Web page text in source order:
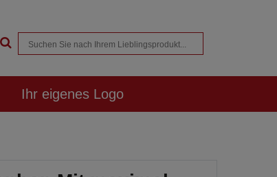
Ihr eigenes Logo